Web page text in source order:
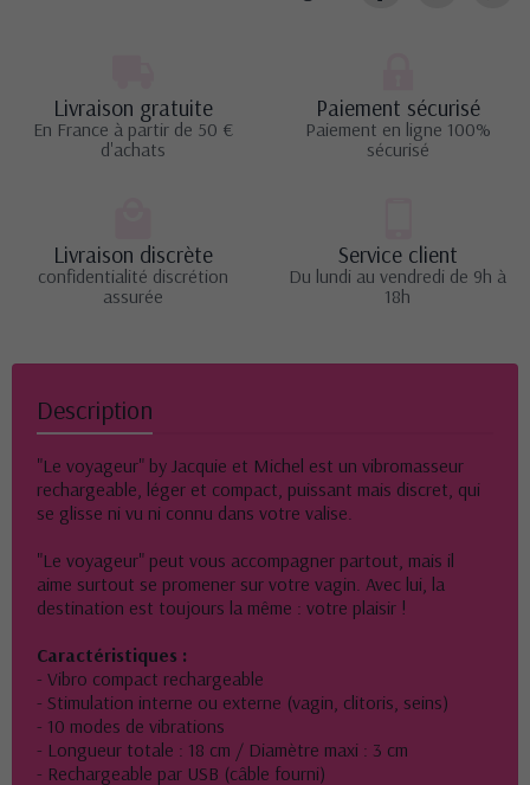
Livraison gratuite
En France à partir de 50 €
d'achats
Paiement sécurisé
Paiement en ligne 100%
sécurisé
Livraison discrète
confidentialité discrétion
assurée
Service client
Du lundi au vendredi de 9h à
18h
Description
"Le voyageur" by Jacquie et Michel est un vibromasseur
rechargeable, léger et compact, puissant mais discret, qui
se glisse ni vu ni connu dans votre valise.
"Le voyageur" peut vous accompagner partout, mais il
aime surtout se promener sur votre vagin. Avec lui, la
destination est toujours la même : votre plaisir !
Caractéristiques :
- Vibro compact rechargeable
- Stimulation interne ou externe (vagin, clitoris, seins)
- 10 modes de vibrations
- Longueur totale : 18 cm / Diamètre maxi : 3 cm
- Rechargeable par USB (câble fourni)